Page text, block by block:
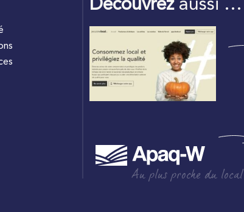
Découvrezaussi …
Au plus proche du local